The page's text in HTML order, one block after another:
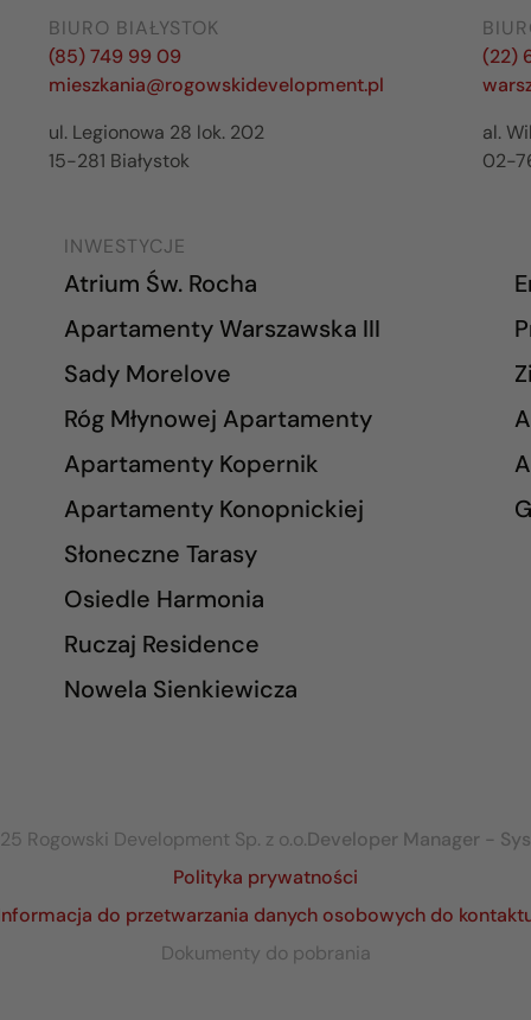
BIURO BIAŁYSTOK
(85) 749 99 09
mieszkania@rogowskidevelopment.pl
ul. Legionowa 28 lok. 202
15-281 Białystok
(22)
al.
02-
INWESTYCJE
Atrium Św. Rocha
Apartamenty Warszawska III
Sady Morelove
Róg Młynowej Apartamenty
Apartamenty Kopernik
Apartamenty Konopnickiej
Słoneczne Tarasy
Osiedle Harmonia
Ruczaj Residence
Nowela Sienkiewicza
Rogowski Development Sp. z o.o.Developer Manager -
Polityka prywatności
do przetwarzania danych osobowych do
Dokumenty do pobrania